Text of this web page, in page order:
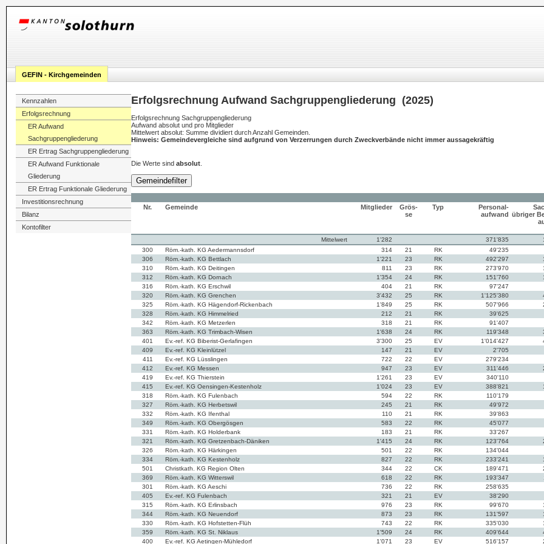
GEFIN - Kirchgemeinden
Kennzahlen
Erfolgsrechnung
ER Aufwand
Sachgruppengliederung
ER Ertrag Sachgruppengliederung
ER Aufwand Funktionale
Gliederung
ER Ertrag Funktionale Gliederung
Investitionsrechnung
Bilanz
Kontofilter
Erfolgsrechnung Aufwand Sachgruppengliederung (2025)
Erfolgsrechnung Sachgruppengliederung
Aufwand absolut und pro Mitglieder
Mittelwert absolut: Summe dividiert durch Anzahl Gemeinden.
Hinweis: Gemeindevergleiche sind aufgrund von Verzerrungen durch Zweckverbände nicht immer aussagekräftig
Die Werte sind absolut
Gemeindefilter
Nr. Gemeinde Mitglieder
Grös-
se
Typ
Personal-
aufwand übriger
Mittelwert 1'282 371'835
300
Röm.-kath. KG Aedermannsdorf 314 21 RK 49'235
306
Röm.-kath. KG Bettlach 1'221 23 RK 492'297
310
Röm.-kath. KG Deitingen 811 23 RK 273'970
312
Röm.-kath. KG Dornach 1'354 24 RK 151'760
316
Röm.-kath. KG Erschwil 404 21 RK 97'247
320
Röm.-kath. KG Grenchen 3'432 25 RK 1'125'380
325
Röm.-kath. KG Hägendorf-Rickenbach 1'849 25 RK 507'966
328
Röm.-kath. KG Himmelried 212 21 RK 39'625
342
Röm.-kath. KG Metzerlen 318 21 RK 91'407
363
Röm.-kath. KG Trimbach-Wisen 1'638 24 RK 119'348
401
Ev.-ref. KG Biberist-Gerlafingen 3'300 25 EV 1'014'427
409
Ev.-ref. KG Kleinlützel 147 21 EV 2'705
411
Ev.-ref. KG Lüsslingen 722 22 EV 279'234
412
Ev.-ref. KG Messen 947 23 EV 311'446
419
Ev.-ref. KG Thierstein 1'261 23 EV 340'110
415
Ev.-ref. KG Oensingen-Kestenholz 1'024 23 EV 388'821
318
Röm.-kath. KG Fulenbach 594 22 RK 110'179
327
Röm.-kath. KG Herbetswil 245 21 RK 49'972
332
Röm.-kath. KG Ifenthal 110 21 RK 39'863
349
Röm.-kath. KG Obergösgen 583 22 RK 45'077
331
Röm.-kath. KG Holderbank 183 21 RK 33'267
321
Röm.-kath. KG Gretzenbach-Däniken 1'415 24 RK 123'764
326
Röm.-kath. KG Härkingen 501 22 RK 134'044
334
Röm.-kath. KG Kestenholz 827 22 RK 233'241
501
Christkath. KG Region Olten 344 22 CK 189'471
369
Röm.-kath. KG Witterswil 618 22 RK 193'347
301
Röm.-kath. KG Aeschi 736 22 RK 258'635
405
Ev.-ref. KG Fulenbach 321 21 EV 38'290
315
Röm.-kath. KG Erlinsbach 976 23 RK 99'670
344
Röm.-kath. KG Neuendorf 873 23 RK 131'597
330
Röm.-kath. KG Hofstetten-Flüh 743 22 RK 335'030
359
Röm.-kath. KG St. Niklaus 1'509 24 RK 409'644
400
Ev.-ref. KG Aetingen-Mühledorf 1'071 23 EV 516'157